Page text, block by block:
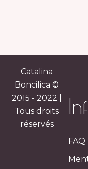
FAQ
Catalina
Boncilica ©
2015 - 2022 |
Tous droits
réservés